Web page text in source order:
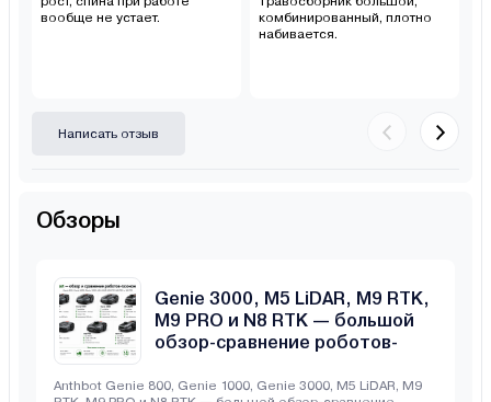
вообще не устает.
комбинированный, плотно
набивается.
Написать отзыв
Обзоры
Genie 3000, M5 LiDAR, M9 RTK,
M9 PRO и N8 RTK — большой
обзор-сравнение роботов-
Anthbot Genie 800, Genie 1000, Genie 3000, M5 LiDAR, M9